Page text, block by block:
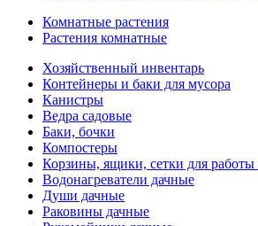
Комнатные растения
Растения комнатные
Хозяйственный инвентарь
Контейнеры и баки для мусора
Канистры
Ведра садовые
Баки, бочки
Компостеры
Корзины, ящики, сетки для работы
Водонагреватели дачные
Души дачные
Раковины дачные